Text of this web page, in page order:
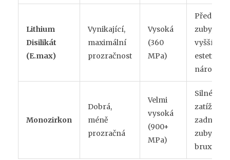
Lithium
Disilikát
(E.max)
Vynikající,
maximální
prozračnost
Vysoká
(360
MPa)
Přední
zuby,
vyšší
estetické
nároky
Monozirkon
Dobrá,
méně
prozračná
Velmi
vysoká
(900+
MPa)
Silné
zatížení,
zadní
zuby,
bruxisté